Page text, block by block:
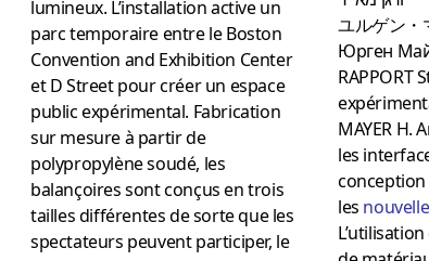
lumineux. L’installation active un
parc temporaire entre le Boston
Convention and Exhibition Center
et D Street pour créer un espace
public expérimental. Fabrication
sur mesure à partir de
polypropylène soudé, les
balançoires sont conçus en trois
tailles différentes de sorte que les
spectateurs peuvent participer, le
ユルゲン・
Юрген
RAPPORT
MAYER H.
les
les